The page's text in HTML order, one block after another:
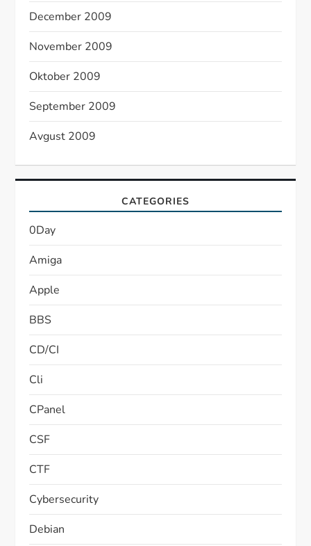
December 2009
November 2009
Oktober 2009
September 2009
Avgust 2009
CATEGORIES
0Day
Amiga
Apple
BBS
CD/CI
Cli
CPanel
CSF
CTF
Cybersecurity
Debian